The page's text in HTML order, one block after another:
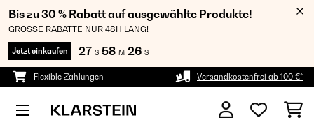
Bis zu 30 % Rabatt auf ausgewählte Produkte!
GROSSE RABATTE NUR 48H LANG!
Jetzt einkaufen 27 S 58 M 26 S
Flexible Zahlungen Versandkostenfrei ab 100 €*